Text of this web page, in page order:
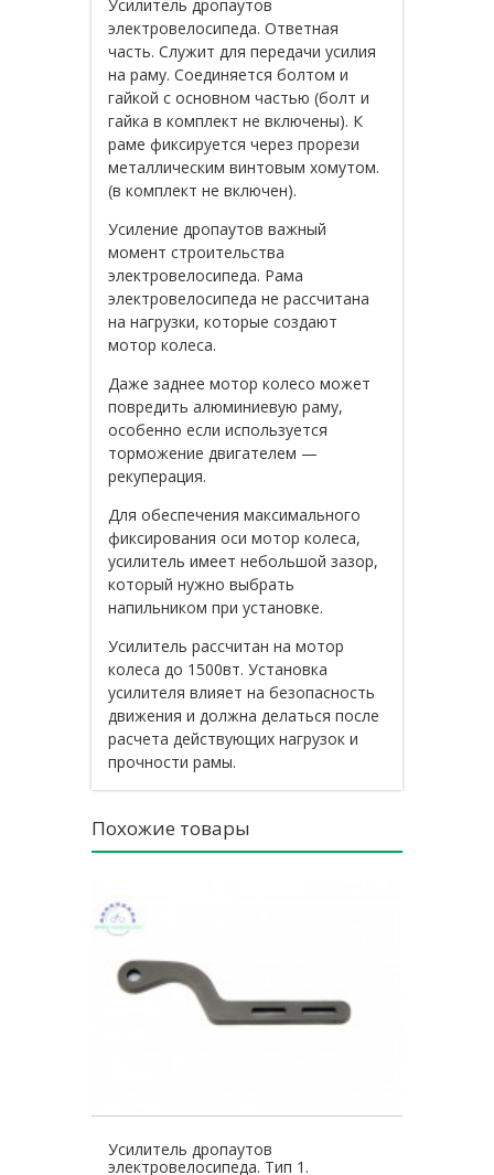
Усилитель дропаутов
электровелосипеда. Ответная
часть. Служит для передачи усилия
на раму. Соединяется болтом и
гайкой с основном частью (болт и
гайка в комплект не включены). К
раме фиксируется через прорези
металлическим винтовым хомутом.
(в комплект не включен).
Усиление дропаутов важный
момент строительства
электровелосипеда. Рама
электровелосипеда не рассчитана
на нагрузки, которые создают
мотор колеса.
Даже заднее мотор колесо может
повредить алюминиевую раму,
особенно если используется
торможение двигателем —
рекуперация.
Для обеспечения максимального
фиксирования оси мотор колеса,
усилитель имеет небольшой зазор,
который нужно выбрать
напильником при установке.
Усилитель рассчитан на мотор
колеса до 1500вт. Установка
усилителя влияет на безопасность
движения и должна делаться после
расчета действующих нагрузок и
прочности рамы.
Похожие товары
Усилитель дропаутов
электровелосипеда. Тип 1.